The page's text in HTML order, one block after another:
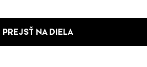
PREJSŤ NA DIELA